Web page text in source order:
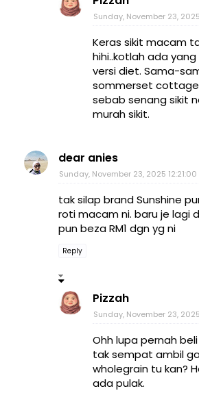
Sunday, November 23,
Keras sikit macam
hihi..kotlah ada
versi diet. Sama-
sommerset
sebab senang sikit
murah sikit.
dear anies
Sunday, November 23, 2025 12:21:00
tak silap brand Sunshine
roti macam ni. baru je lagi
pun beza RM1 dgn yg ni
Reply
Pizzah
Sunday, November 23,
Ohh lupa pernah
tak sempat ambil
wholegrain tu kan?
ada pulak.